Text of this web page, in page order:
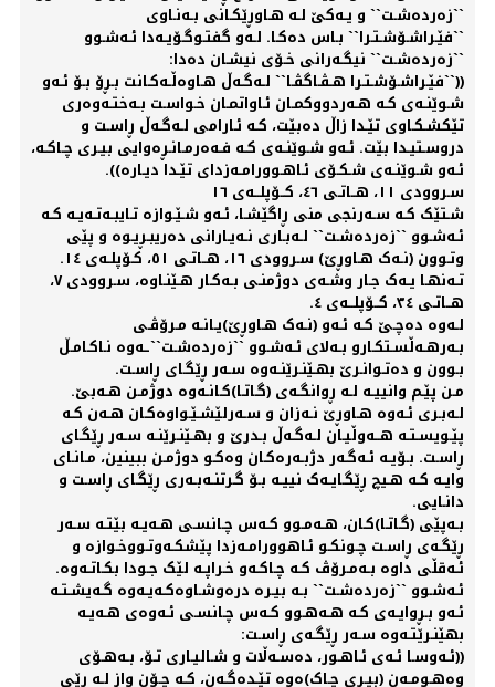
``زەردەشـت`` و یـەکێ لـە هـاوڕێکـانی بـەنـاوی
``فێـراشـۆشـتـرا`` بـاس دەکـا. لـەو گفتـوگـۆیـەدا ئـەشـوو
``زەردەشـت`` نیگـەرانی خـۆی نیشـان دەدا:
((``فێـراشـۆشـتـرا هـڤـاگڤـا`` لـەگـەڵ هـاوەڵـەکـانت بـڕۆ بـۆ ئـەو
شـوێنـەی کـە هـەردووکمـان ئـاواتمـان خـواسـت بـەختـەوەری
تێکشـکـاوی تێـدا زاڵ دەبێت، کـە ئـارامی لـەگـەڵ ڕاسـت و
دروسـتیـدا بێت. ئـەو شـوێنـەی کـە فـەەرمـانـڕەوایی بیـری چـاکـە،
ئـەو شـوێنـەی شـکـۆی ئـاهـوورامـەزدای تێـدا دیـارە)).
سـروودی ١١، هــاتـی ٤٦، کــۆپلــەی ١٦
شـتێک کـە سـەرنجی منی ڕاگێشـا، ئـەو شـێـوازە تـایبـەتـەیـە کـە
ئـەشـوو ``زەردەشـت`` لـەبـاری نـەیـارانی دەریبـڕیـوە و پێی
وتـوون (نـەک هـاوڕێ) سـروودی ١٦، هــاتـی ٥١، کـۆپلـەی ١٤.
تـەنهـا یـەک جـار وشـەی دوژمنـی بـەکـار هـێنـاوە، سـروودی ٧،
هــاتـی ٣٤، کــۆپلــەی ٤.
لـەوە دەچـێ کـە ئـەو (نـەک هـاوڕێ)یـانـە مـرۆڤـی
بـەرهـەڵسـتکـارو بـەلای ئـەشـوو ``زەردەشـت``ـەوە نـاکـامـڵ
بـوون و دەتـوانـرێ بهـێنـرێنـەوە سـەر ڕێگـای ڕاسـت.
مـن پێـم وانییـە لـە ڕوانگـەی (گـاتـا)کـانـەوە دوژمـن هـەبێ.
لـەبـری ئـەوە هـاوڕێ نـەزان و سـەرلێشـێـواوەکـان هـەن کـە
پێـویسـتـە هــەوڵیـان لـەگـەڵ بـدرێ و بهـێنـرێنـە سـەر ڕێگـای
ڕاسـت. بـۆیـە ئـەگـەر دژبـەرەکـان وەکـو دوژمـن ببینین، مـانـای
وایـە کـە هـیچ ڕێگـایـەک نییـە بـۆ گـرتنـەبـەری ڕێگـای ڕاسـت و
دانـایی.
بـەپێی (گـاتـا)کـان، هـەمـوو کـەس چـانسـی هـەیـە بێتـە سـەر
ڕێگـەی ڕاسـت چـونکـو ئـاهوورامـەزدا پێشکـەوتـووخـوازە و
ئـەقڵی داوە بـەمـرۆڤ کـە چـاکـەو خـراپـە لێک جـودا بکـاتـەوە.
ئـەشـوو ``زەردەشـت`` بـە بیـرە درەوشـاوەکـەیـەوە گـەیشـتـە
ئـەو بـڕوایـەی کـە هـەهـوو کـەس چـانسـی ئـەوەی هـەیـە
بهێنـرێتـەوە سـەر ڕێگـەی ڕاسـت:
((ئـەوسـا ئـەی ئـاهـور، دەسـەڵات و شـالیـاری تـۆ، بـەهـۆی
وەهـومـەن (بیـری چـاک)ەوە تێـدەگـەن، کـە چـۆن واز لـە ڕێی